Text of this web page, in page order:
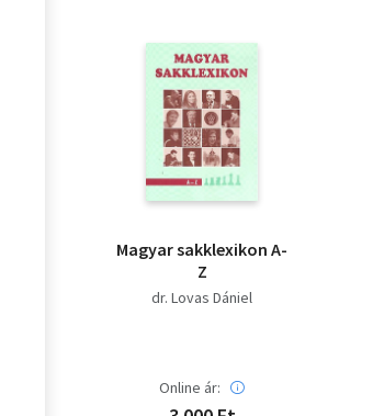
Magyar sakklexikon A-
Z
dr. Lovas Dániel
Online ár: